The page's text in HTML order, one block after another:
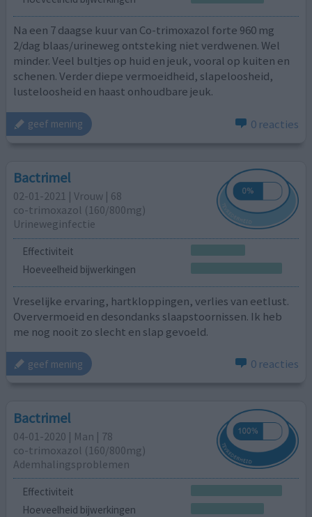
Na een 7 daagse kuur van Co-trimoxazol forte 960 mg
2/dag blaas/urineweg ontsteking niet verdwenen. Wel
minder. Veel bultjes op huid en jeuk, vooral op kuiten en
schenen. Verder diepe vermoeidheid, slapeloosheid,
lusteloosheid en haast onhoudbare jeuk.
geef mening 0 reacties
Bactrimel
02-01-2021 | Vrouw | 68
co-trimoxazol (160/800mg)
Urineweginfectie
Effectiviteit
Hoeveelheid bijwerkingen
Vreselijke ervaring, hartkloppingen, verlies van eetlust.
Oververmoeid en desondanks slaapstoornissen. Ik heb
me nog nooit zo slecht en slap gevoeld.
geef mening 0 reacties
Bactrimel
04-01-2020 | Man | 78
co-trimoxazol (160/800mg)
Ademhalingsproblemen
Effectiviteit
Hoeveelheid bijwerkingen